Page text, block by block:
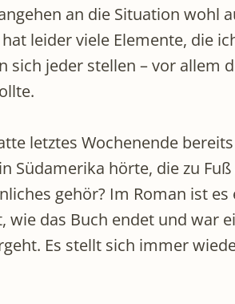
an die Situation wohl
leider viele Elemente, die
sich jeder stellen – vor allem
letztes Wochenende
hörte, die zu
gehör? Im Roman ist
das Buch endet und war
Es stellt sich immer